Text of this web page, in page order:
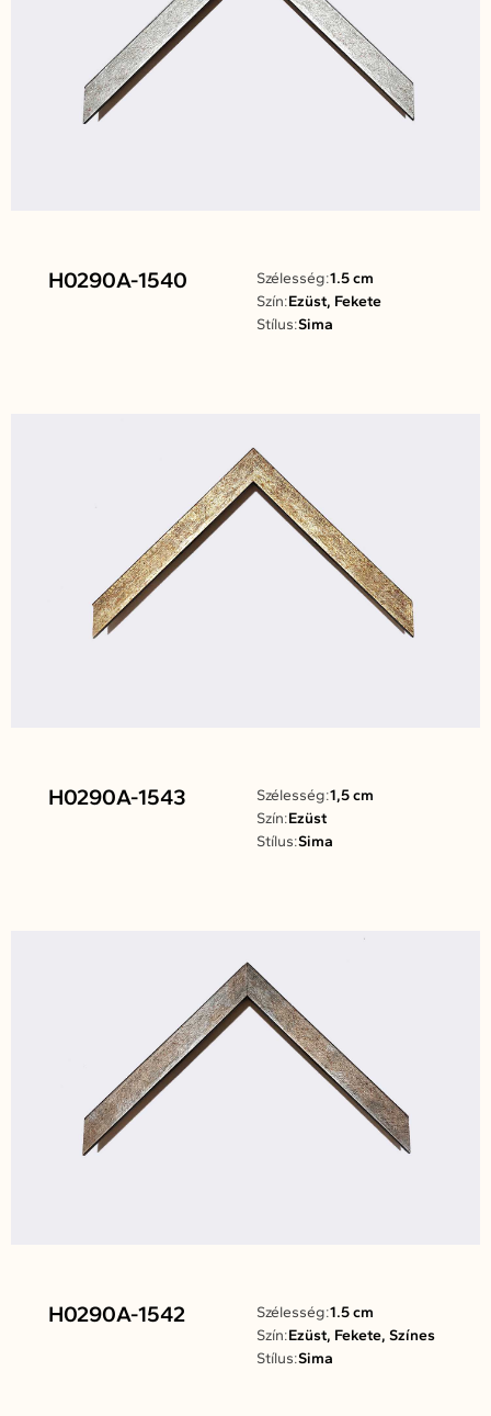
H0290A-1540 Szélesség:1.5 cm
Szín:Ezüst, Fekete
Stílus:Sima
H0290A-1543 Szélesség:1,5 cm
Szín:Ezüst
Stílus:Sima
H0290A-1542 Szélesség:1.5 cm
Szín:Ezüst, Fekete, Színes
Stílus:Sima